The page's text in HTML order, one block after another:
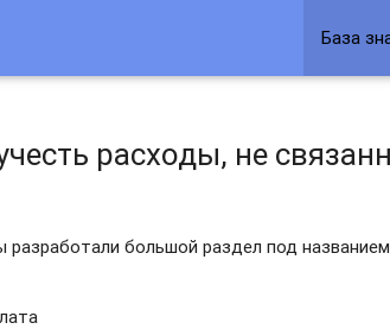
База
расходы, не
большой раздел под названием